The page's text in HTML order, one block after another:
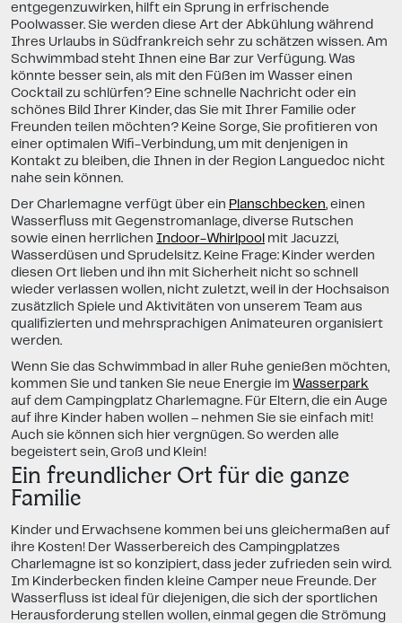
entgegenzuwirken, hilft ein Sprung in erfrischende
Poolwasser. Sie werden diese Art der Abkühlung während
Ihres Urlaubs in Südfrankreich sehr zu schätzen wissen. Am
Schwimmbad steht Ihnen eine Bar zur Verfügung. Was
könnte besser sein, als mit den Füßen im Wasser einen
Cocktail zu schlürfen? Eine schnelle Nachricht oder ein
schönes Bild Ihrer Kinder, das Sie mit Ihrer Familie oder
Freunden teilen möchten? Keine Sorge, Sie profitieren von
einer optimalen Wifi-Verbindung, um mit denjenigen in
Kontakt zu bleiben, die Ihnen in der Region Languedoc nicht
nahe sein können.
Der Charlemagne verfügt über ein Planschbecken, einen
Wasserfluss mit Gegenstromanlage, diverse Rutschen
sowie einen herrlichen Indoor-Whirlpool mit Jacuzzi,
Wasserdüsen und Sprudelsitz. Keine Frage: Kinder werden
diesen Ort lieben und ihn mit Sicherheit nicht so schnell
wieder verlassen wollen, nicht zuletzt, weil in der Hochsaison
zusätzlich Spiele und Aktivitäten von unserem Team aus
qualifizierten und mehrsprachigen Animateuren organisiert
werden.
Wenn Sie das Schwimmbad in aller Ruhe genießen möchten,
kommen Sie und tanken Sie neue Energie im Wasserpark
auf dem Campingplatz Charlemagne. Für Eltern, die ein Auge
auf ihre Kinder haben wollen – nehmen Sie sie einfach mit!
Auch sie können sich hier vergnügen. So werden alle
begeistert sein, Groß und Klein!
Ein freundlicher Ort für die ganze
Familie
Kinder und Erwachsene kommen bei uns gleichermaßen auf
ihre Kosten! Der Wasserbereich des Campingplatzes
Charlemagne ist so konzipiert, dass jeder zufrieden sein wird.
Im Kinderbecken finden kleine Camper neue Freunde. Der
Wasserfluss ist ideal für diejenigen, die sich der sportlichen
Herausforderung stellen wollen, einmal gegen die Strömung